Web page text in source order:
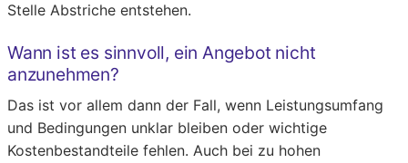
Stelle Abstriche entstehen.
Wann ist es sinnvoll, ein Angebot nicht
anzunehmen?
Das ist vor allem dann der Fall, wenn Leistungsumfang
und Bedingungen unklar bleiben oder wichtige
Kostenbestandteile fehlen. Auch bei zu hohen